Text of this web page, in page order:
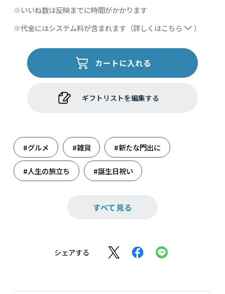
※いいね数は反映までに時間がかかります
※代金にはシステム料が含まれます（詳しくはこちら ）
カートに入れる
ギフトリストを編集する
#グルメ #雑貨 #新たな門出に
#人生の旅立ち #誕生日祝い
すべて見る
シェアする